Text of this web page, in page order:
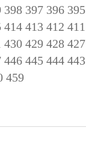
395
396
397
398
411
412
413
414
427
428
429
430
443
444
445
446
459